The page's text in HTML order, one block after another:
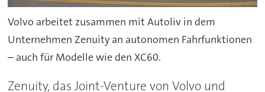
Volvo arbeitet zusammen mit Autoliv in dem
Unternehmen Zenuity an autonomen Fahrfunktionen
– auch für Modelle wie den XC60.
Zenuity, das Joint-Venture von Volvo und